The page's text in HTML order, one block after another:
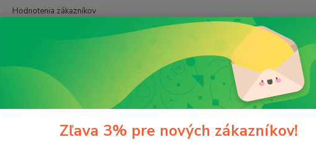
Hodnotenia zákazníkov
Tonery a náplne do tlačiarní EPSON Expression Premium XP-800
Expression Premium XP-800
Zľava 3% pre nových zákazníkov!